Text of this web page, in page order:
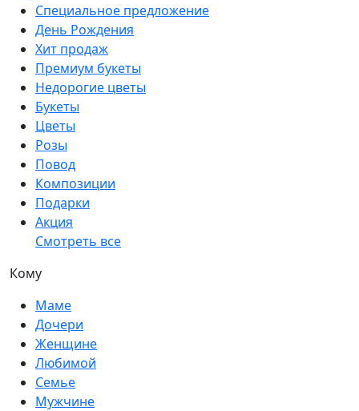
Специальное предложение
День Рождения
Хит продаж
Премиум букеты
Недорогие цветы
Букеты
Цветы
Розы
Повод
Композиции
Подарки
Акция
Смотреть все
Кому
Маме
Дочери
Женщине
Любимой
Семье
Мужчине